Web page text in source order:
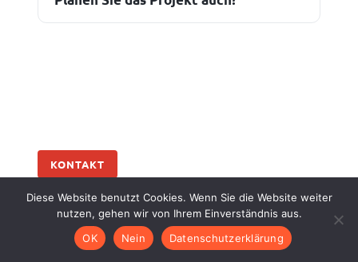
KONTAKT
Ihr Bauprojekt? Sprechen wir
darüber.
Diese Website benutzt Cookies. Wenn Sie die Website weiter
nutzen, gehen wir von Ihrem Einverständnis aus.
OK
Nein Datenschutzerklärung